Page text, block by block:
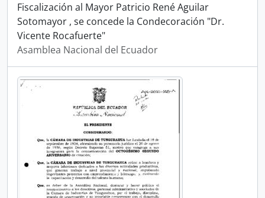
Fiscalización al Mayor Patricio René Aguilar
Sotomayor , se concede la Condecoración "Dr.
Vicente Rocafuerte"
Asamblea Nacional del Ecuador